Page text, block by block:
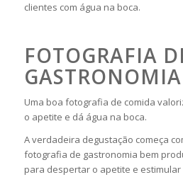
clientes com água na boca.
FOTOGRAFIA
GASTRONOMIA
Uma boa fotografia de comida
o apetite e dá água na boca.
A verdadeira degustação começa
fotografia de gastronomia bem
para despertar o apetite e